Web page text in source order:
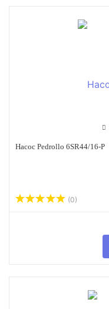
Насос Pedrollo 6SR44/16-P
(0)